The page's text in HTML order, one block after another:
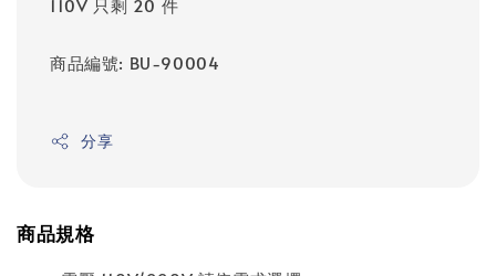
110V 只剩 20 件
商品編號: BU-90004
分享
商品規格